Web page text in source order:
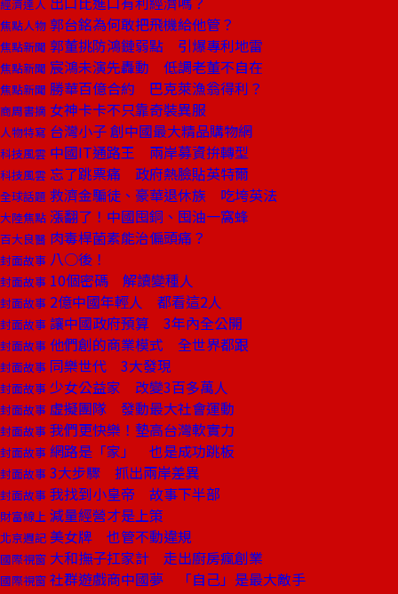
經濟達人
焦點人物 郭台銘為何敢把飛機給他管？
焦點新聞 郭董挑防鴻鏈弱點 引爆專利地雷
焦點新聞 宸鴻未演先轟動 低調老董不自在
焦點新聞 勝華百億合約 巴克萊漁翁得利？
商周書摘 女神卡卡不只靠奇裝異服
人物特寫 台灣小子 創中國最大精品購物網
科技風雲 中國IT通路王 兩岸募資拚轉型
科技風雲 忘了跳票痛 政府熱臉貼英特爾
全球話題 救濟金騙徒、豪華退休族 吃垮英法
大陸焦點 漲翻了！中國囤銅、囤油一窩蜂
百大良醫 肉毒桿菌素能治偏頭痛？
封面故事 八○後！
封面故事 10個密碼 解讀變種人
封面故事 2億中國年輕人 都看這2人
封面故事 讓中國政府預算 3年內全公開
封面故事 他們創的商業模式 全世界都跟
封面故事 同樂世代 3大發現
封面故事 少女公益家 改變3百多萬人
封面故事 虛擬團隊 發動最大社會運動
封面故事 我們更快樂！墊高台灣軟實力
封面故事 網路是「家」 也是成功跳板
封面故事 3大步驟 抓出兩岸差異
封面故事 我找到小皇帝 故事下半部
財富線上 減量經營才是上策
北京週記 美女牌 也管不動違規
國際視窗 大和撫子扛家計 走出廚房瘋創業
國際視窗 社群遊戲商中國夢 「自己」是最大敵手